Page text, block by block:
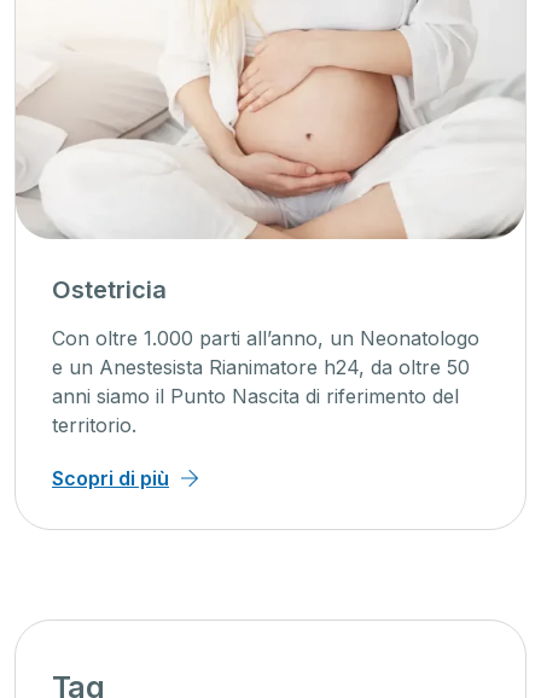
parti all’anno, un Neonatologo
Rianimatore h24, da oltre 50
Punto Nascita di riferimento del
La
presenti
assistiamo
Tag